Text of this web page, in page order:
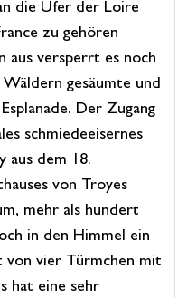
die Ufer der Loire
zu gehören
aus versperrt es noch
gesäumte und
Der Zugang
schmiedeeisernes
aus dem 18.
von Troyes
mehr als hundert
in den Himmel ein
von vier Türmchen mit
hat eine sehr